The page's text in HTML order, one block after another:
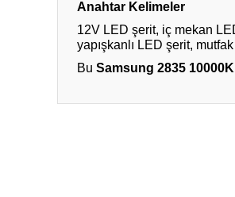
Anahtar Kelimeler
12V LED şerit, iç mekan
yapışkanlı LED şerit,
Bu Samsung 2835